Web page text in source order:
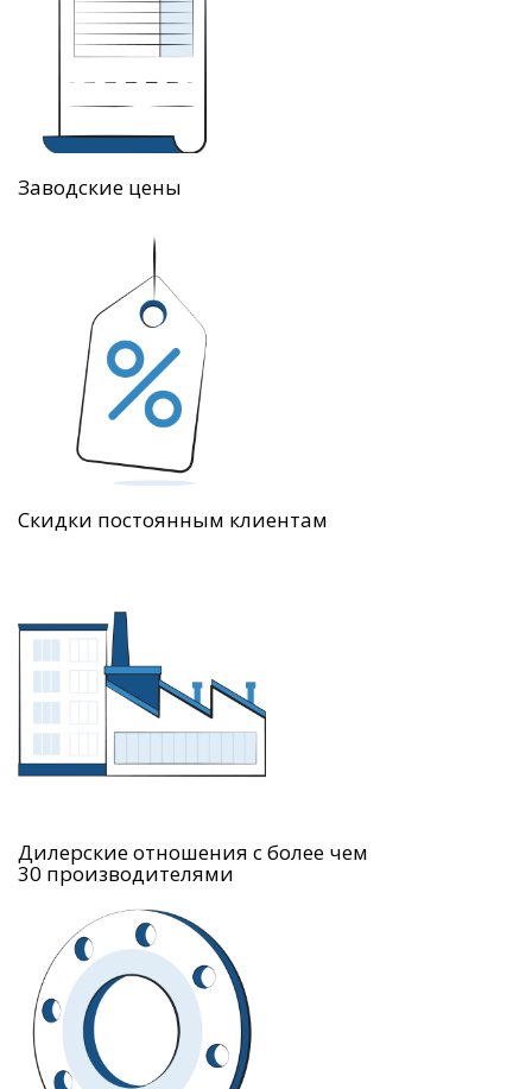
Заводские цены
Скидки постоянным клиентам
Дилерские отношения с более чем
30 производителями